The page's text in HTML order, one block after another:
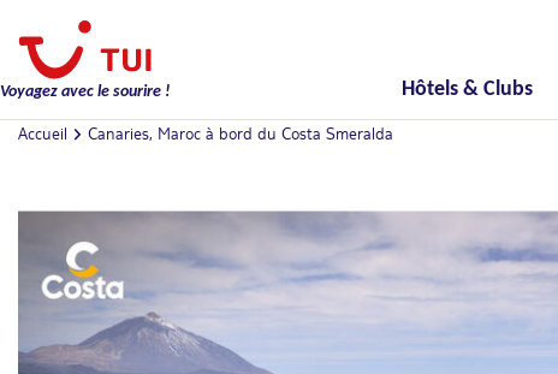
Voyagez avec le sourire ! Hôtels & Clubs
Accueil Canaries, Maroc à bord du Costa Smeralda